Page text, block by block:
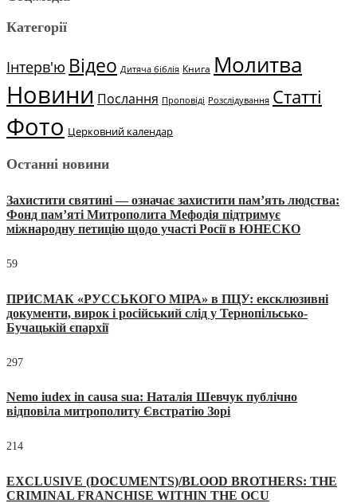
Категорії
Інтерв'ю Відео Дитяча біблія Книга Молитва
Новини Послання Проповіді Розслідування Статті
Фото Церковний календар
Останні новини
Захистити святині — означає захистити пам’ять людства:
Фонд пам’яті Митрополита Мефодія підтримує
міжнародну петицію щодо участі Росії в ЮНЕСКО
59
ПРИСМАК «РУССЬКОГО МІРА» в ПЦУ: ексклюзивні
документи, вирок і російський слід у Тернопільсько-
Бучацькій єпархії
297
Nemo iudex in causa sua: Наталія Шевчук публічно
відповіла митрополиту Євстратію Зорі
214
EXCLUSIVE (DOCUMENTS)/BLOOD BROTHERS: THE
CRIMINAL FRANCHISE WITHIN THE OCU